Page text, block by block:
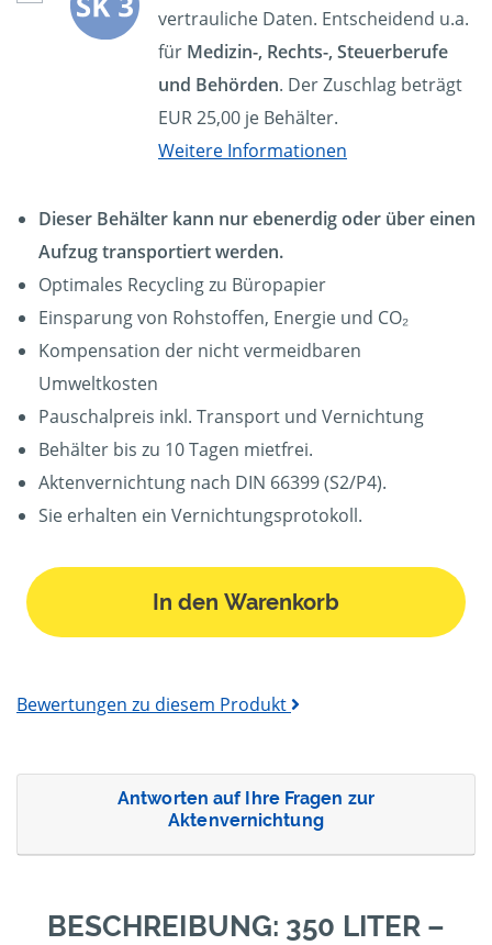
vertrauliche Daten. Entscheidend u.a.
für Medizin-, Rechts-, Steuerberufe
und Behörden. Der Zuschlag beträgt
EUR 25,00 je Behälter.
Weitere Informationen
Dieser Behälter kann nur ebenerdig oder über einen
Aufzug transportiert werden.
Optimales Recycling zu Büropapier
Einsparung von Rohstoffen, Energie und CO₂
Kompensation der nicht vermeidbaren
Umweltkosten
Pauschalpreis inkl. Transport und Vernichtung
Behälter bis zu 10 Tagen mietfrei.
Aktenvernichtung nach DIN 66399 (S2/P4).
Sie erhalten ein Vernichtungsprotokoll.
In den Warenkorb
Bewertungen zu diesem Produkt
Antworten auf Ihre Fragen zur
Aktenvernichtung
BESCHREIBUNG: 350 LITER –